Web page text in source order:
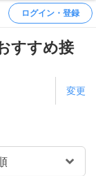
ログイン・登録
すすめ接
変更